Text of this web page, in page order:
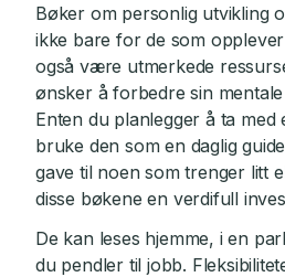
Bøker om personlig utvikling
ikke bare for de som
også være utmerkede
ønsker å forbedre sin
Enten du planlegger å ta med
bruke den som en daglig
gave til noen som trenger litt
disse bøkene en verdifull
De kan leses hjemme, i en
du pendler til jobb.